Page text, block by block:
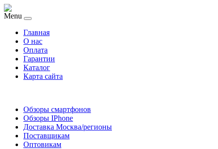
Menu
Главная
O нас
Оплата
Гарантии
Каталог
Карта сайта
Обзоры смартфонов
Обзоры IPhone
Доставка Москва/регионы
Поставщикам
Оптовикам